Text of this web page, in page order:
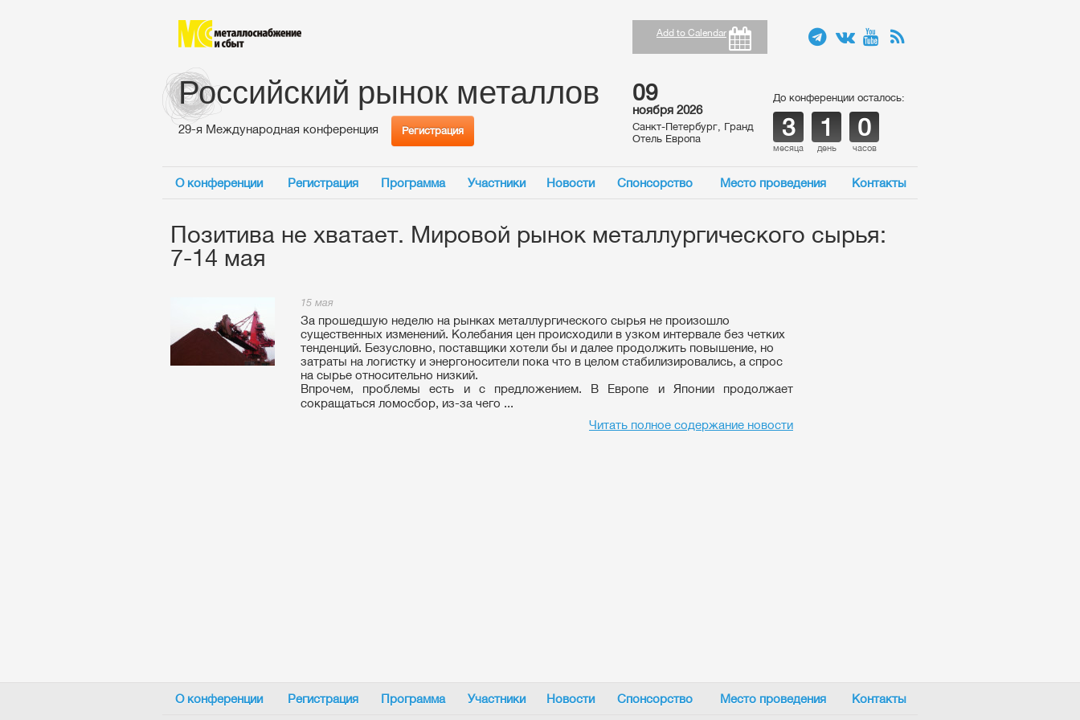
Add to Calendar
Российский рынок металлов
29-я Международная конференция Регистрация
09
ноября 2026
Санкт-Петербург, Гранд
Отель Европа
До конференции осталось:
3
месяца
1
день
0
часов
О конференции Регистрация Программа Участники Новости Спонсорство Место проведения Контакты
Позитива не хватает. Мировой рынок металлургического сырья:
7-14 мая
15 мая
За прошедшую неделю на рынках металлургического сырья не произошло
существенных изменений. Колебания цен происходили в узком интервале без четких
тенденций. Безусловно, поставщики хотели бы и далее продолжить повышение, но
затраты на логистку и энергоносители пока что в целом стабилизировались, а спрос
на сырье относительно низкий.
Впрочем, проблемы есть и с предложением. В Европе и Японии продолжает
сокращаться ломосбор, из-за чего ...
Читать полное содержание новости
О конференции Регистрация Программа Участники Новости Спонсорство Место проведения Контакты